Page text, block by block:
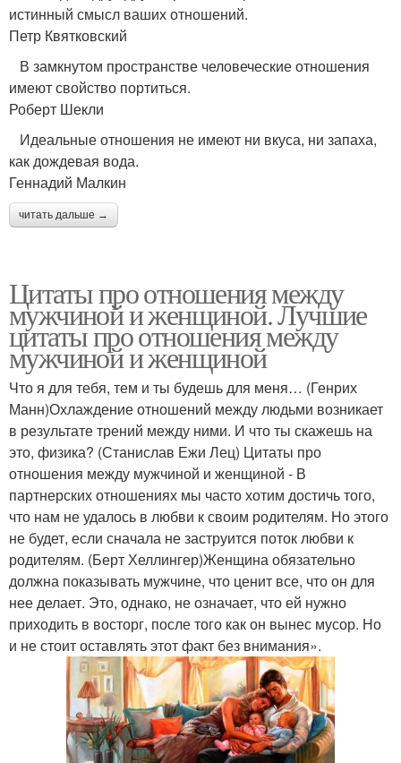
истинный смысл ваших отношений.
Петр Квятковский
В замкнутом пространстве человеческие отношения
имеют свойство портиться.
Роберт Шекли
Идеальные отношения не имеют ни вкуса, ни запаха,
как дождевая вода.
Геннадий Малкин
читать дальше →
Цитаты про отношения между
мужчиной и женщиной. Лучшие
цитаты про отношения между
мужчиной и женщиной
Что я для тебя, тем и ты будешь для меня… (Генрих
Манн)Охлаждение отношений между людьми возникает
в результате трений между ними. И что ты скажешь на
это, физика? (Станислав Ежи Лец) Цитаты про
отношения между мужчиной и женщиной - В
партнерских отношениях мы часто хотим достичь того,
что нам не удалось в любви к своим родителям. Но этого
не будет, если сначала не заструится поток любви к
родителям. (Берт Хеллингер)Женщина обязательно
должна показывать мужчине, что ценит все, что он для
нее делает. Это, однако, не означает, что ей нужно
приходить в восторг, после того как он вынес мусор. Но
и не стоит оставлять этот факт без внимания».